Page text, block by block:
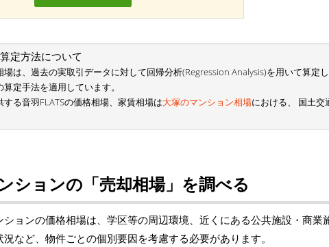
定方法について
場は、過去の実取引データに対して回帰分析(Regression Analysis)を用いて算定
定手法を適用しています。
る音羽FLATSの価格相場、家賃相場は大塚のマンション相場における、 国土交
ションの「売却相場」を調べる
ションの価格相場は、学区等の周辺環境、近くにある公共施設・商
など、物件ごとの個別要因を考慮する必要があります。